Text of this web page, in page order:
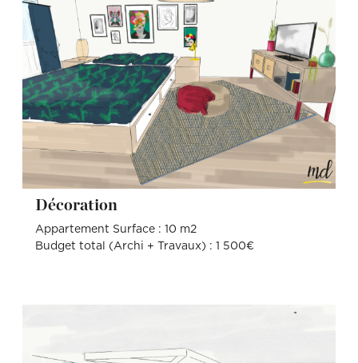
Décoration
Appartement Surface : 10 m2
Budget total (Archi + Travaux) : 1 500€